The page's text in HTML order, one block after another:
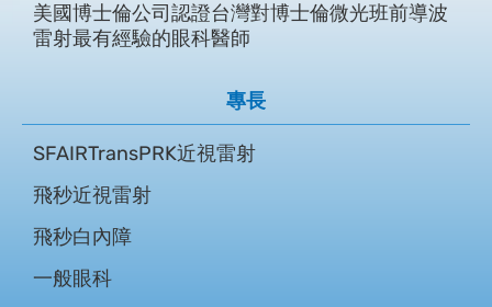
美國博士倫公司認證台灣對博士倫微光班前導波
雷射最有經驗的眼科醫師
專長
SFAIRTransPRK近視雷射
飛秒近視雷射
飛秒白內障
一般眼科
中華民國眼科教授醫學會會員
中華民國屈光及白內障手術醫學會會員
專長
SFAIR TransPRK近視雷射
白內障雷射
一般眼科